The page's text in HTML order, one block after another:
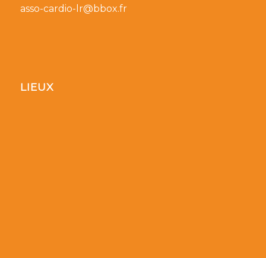
asso-cardio-lr@bbox.fr
LIEUX